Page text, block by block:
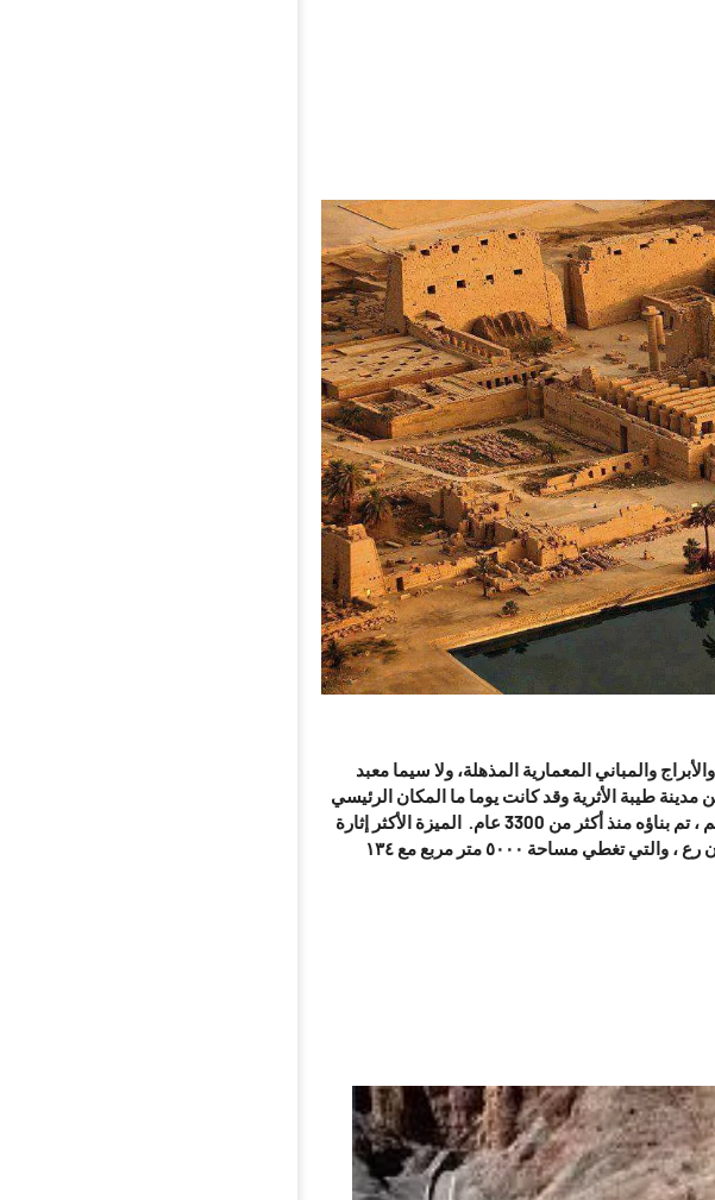
والمباني المعمارية المذهلة، ولا سيما معبد
طيبة الأثرية وقد كانت يوما ما المكان الرئيسي
،
تم بناؤه منذ أكثر من 3300 عام. الميزة الأكثر إثارة
رع ،
والتي تغطي مساحة ٥٠٠٠ متر مربع مع ١٣٤